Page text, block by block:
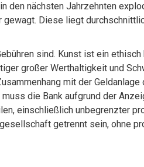
den nächsten Jahrzehnten
Diese liegt
sind. Kunst ist ein
großer Werthaltigkeit und
mit der
die Bank aufgrund der
einschließlich unbegrenzter
getrennt sein, ohne